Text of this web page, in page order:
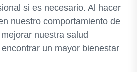
si es necesario. Al hacer
nuestro comportamiento de
nuestra salud
un mayor bienestar